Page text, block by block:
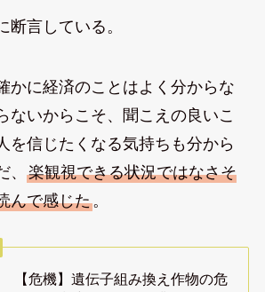
断言している。
かに経済のことはよく分からな
ないからこそ、聞こえの良いこ
を信じたくなる気持ちも分から
楽観視できる状況ではなさそ
んで感じた。
【危機】遺伝子組み換え作物の危